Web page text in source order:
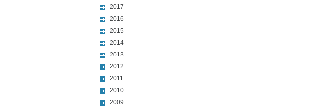
2017
2016
2015
2014
2013
2012
2011
2010
2009